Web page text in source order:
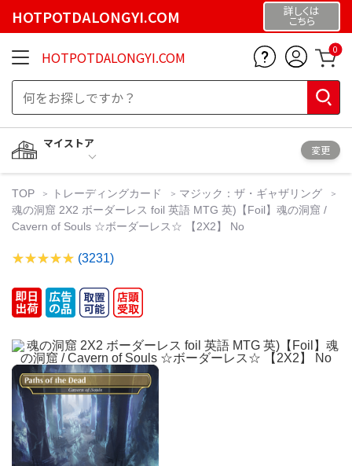
HOTPOTDALONGYI.COM 詳しくは
こちら
HOTPOTDALONGYI.COM 0
マイストア
変更
TOP トレーディングカード
マジック：ザ・ギャザリング
魂の洞窟 2X2 ボーダーレス foil 英語 MTG 英)【Foil】魂の洞窟 /
Cavern of Souls ☆ボーダーレス☆ 【2X2】 No
(3231)